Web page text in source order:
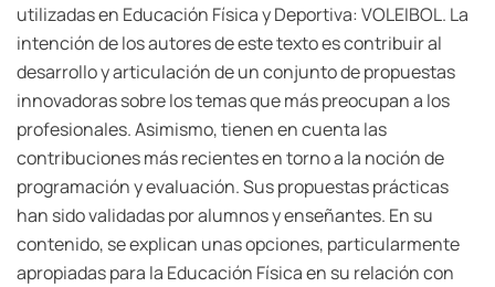
utilizadas en Educación Física y Deportiva: VOLEIBOL. La
intención de los autores de este texto es contribuir al
desarrollo y articulación de un conjunto de propuestas
innovadoras sobre los temas que más preocupan a los
profesionales. Asimismo, tienen en cuenta las
contribuciones más recientes en torno a la noción de
programación y evaluación. Sus propuestas prácticas
han sido validadas por alumnos y enseñantes. En su
contenido, se explican unas opciones, particularmente
apropiadas para la Educación Física en su relación con